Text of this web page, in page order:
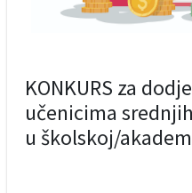
KONKURS za
učenicima
u školskoj/